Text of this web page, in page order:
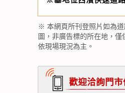
※ 本網頁所刊登照片如為
圖，非廣告標的所在地，
依現場現況為主。
歡迎洽詢門市